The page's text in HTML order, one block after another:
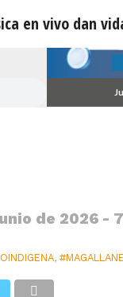
en vivo dan
y música
de 2026 -
,